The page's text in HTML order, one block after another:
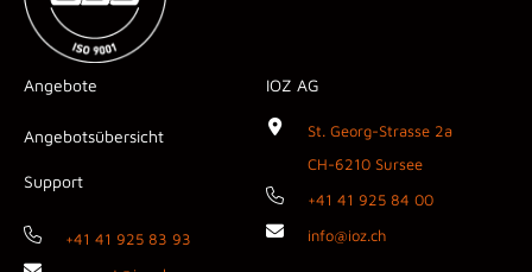
Angebote
Angebotsübersicht
Support
+41 41 925 83 93
IOZ AG
St. Georg-Strasse 2a
CH-6210 Sursee
+41 41 925 84 00
info@ioz.ch